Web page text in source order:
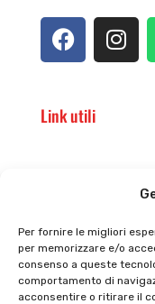
Per fornire le migliori
per memorizzare e/o
consenso a queste
comportamento di
acconsentire o ritirare il
Link utili
Privacy policy
Cookie policy